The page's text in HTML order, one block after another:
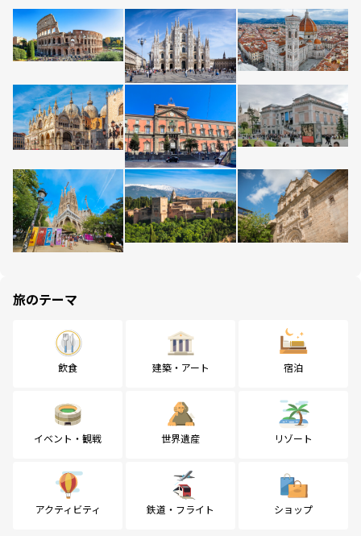
旅のテーマ
飲食 建築・アート 宿泊
イベント・観戦 世界遺産 リゾート
アクティビティ 鉄道・フライト ショップ